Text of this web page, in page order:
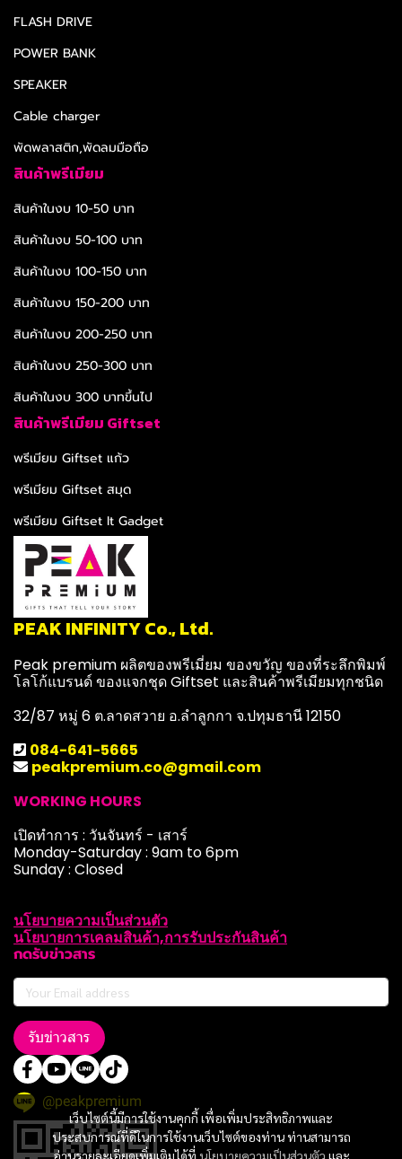
เว็บไซต์นี้มีการใช้งานคุกกี้ เพื่อเพิ่มประสิทธิภาพและ
ประสบการณ์ที่ดีในการใช้งานเว็บไซต์ของท่าน ท่านสามารถ
อ่านรายละเอียดเพิ่มเติมได้ที่ นโยบายความเป็นส่วนตัว และ
FLASH DRIVE
POWER BANK
SPEAKER
Cable charger
พัดพลาสติก,พัดลมมือถือ
สินค้าพรีเมียม
สินค้าในงบ 10-50 บาท
สินค้าในงบ 50-100 บาท
สินค้าในงบ 100-150 บาท
สินค้าในงบ 150-200 บาท
สินค้าในงบ 200-250 บาท
สินค้าในงบ 250-300 บาท
สินค้าในงบ 300 บาทขึ้นไป
สินค้าพรีเมียม Giftset
พรีเมียม Giftset แก้ว
พรีเมียม Giftset สมุด
พรีเมียม Giftset It Gadget
PEAK INFINITY Co., Ltd.
Peak premium ผลิตของพรีเมี่ยม ของขวัญ ของที่ระลึกพิมพ์
โลโก้แบรนด์ ของแจกชุด Giftset และสินค้าพรีเมียมทุกชนิด
32/87 หมู่ 6 ต.ลาดสวาย อ.ลำลูกกา จ.ปทุมธานี 12150
084-641-5665
peakpremium.co@gmail.com
WORKING HOURS
เปิดทำการ : วันจันทร์ - เสาร์
Monday-Saturday : 9am to 6pm
Sunday : Closed
นโยบายความเป็นส่วนตัว
นโยบายการเคลมสินค้า,การรับประกันสินค้า
กดรับข่าวสาร
รับข่าวสาร
@peakpremium